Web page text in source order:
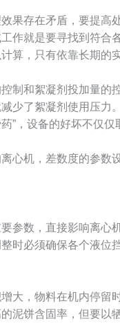
果存在矛盾，要提高
作就是要寻找到符合
算，只有依靠长期的
制和絮凝剂投加量
少了絮凝剂使用压力
”，设备的好坏不仅
心机，差数度的参数
参数，直接影响离心
时必须确保各个液位
大，物料在机内停留
泥饼含固率，但要以